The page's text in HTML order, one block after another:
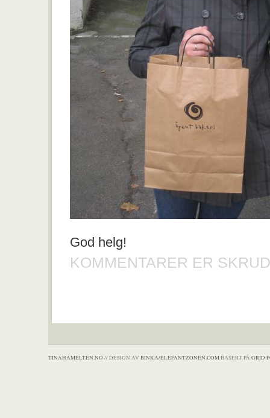
God helg!
KOMMENTARER ER
TINAHAMELTEN.NO // DESIGN AV BINKA/ELEFANTZONEN.COMBASERT PÅ GRID